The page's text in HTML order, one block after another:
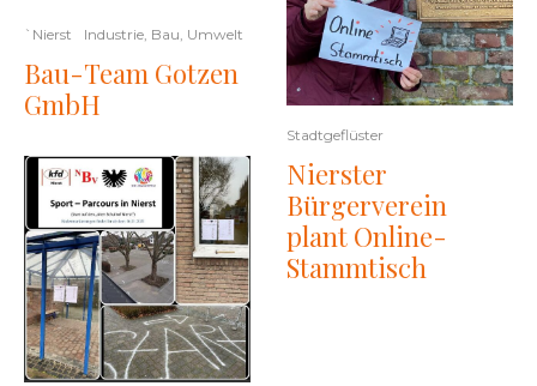
`Nierst Industrie, Bau, Umwelt
Bau-Team Gotzen
GmbH
Stadtgeflüster
Nierster
Bürgerverein
plant Online-
Stammtisch